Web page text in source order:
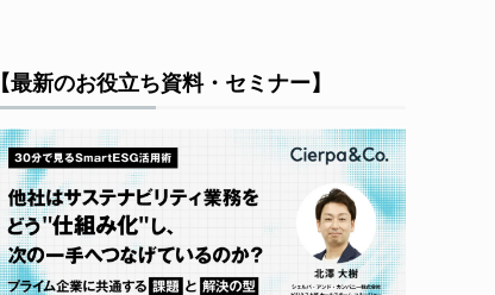
【最新のお役立ち資料・セミナー】